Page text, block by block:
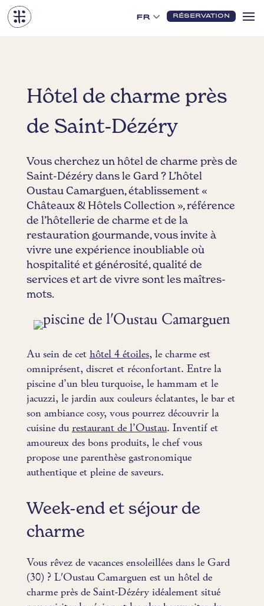
FR RÉSERVATION
Hôtel de charme près
de Saint-Dézéry
Vous cherchez un hôtel de charme près de
Saint-Dézéry dans le Gard ? L’hôtel
Oustau Camarguen, établissement «
Châteaux & Hôtels Collection », référence
de l’hôtellerie de charme et de la
restauration gourmande, vous invite à
vivre une expérience inoubliable où
hospitalité et générosité, qualité de
services et art de vivre sont les maîtres-
mots.
Au sein de cet hôtel 4 étoiles, le charme est
omniprésent, discret et réconfortant. Entre la
piscine d’un bleu turquoise, le hammam et le
jacuzzi, le jardin aux couleurs éclatantes, le bar et
son ambiance cosy, vous pourrez découvrir la
cuisine du restaurant de l’Oustau. Inventif et
amoureux des bons produits, le chef vous
propose une parenthèse gastronomique
authentique et pleine de saveurs.
Week-end et séjour de
charme
Vous rêvez de vacances ensoleillées dans le Gard
(30) ? L'Oustau Camarguen est un hôtel de
charme près de Saint-Dézéry idéalement situé